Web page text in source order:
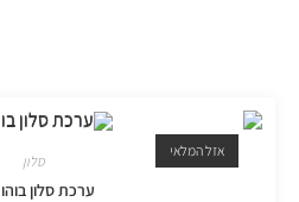
אזל המלאי
סלון
ערכת סלון בוהו XXL